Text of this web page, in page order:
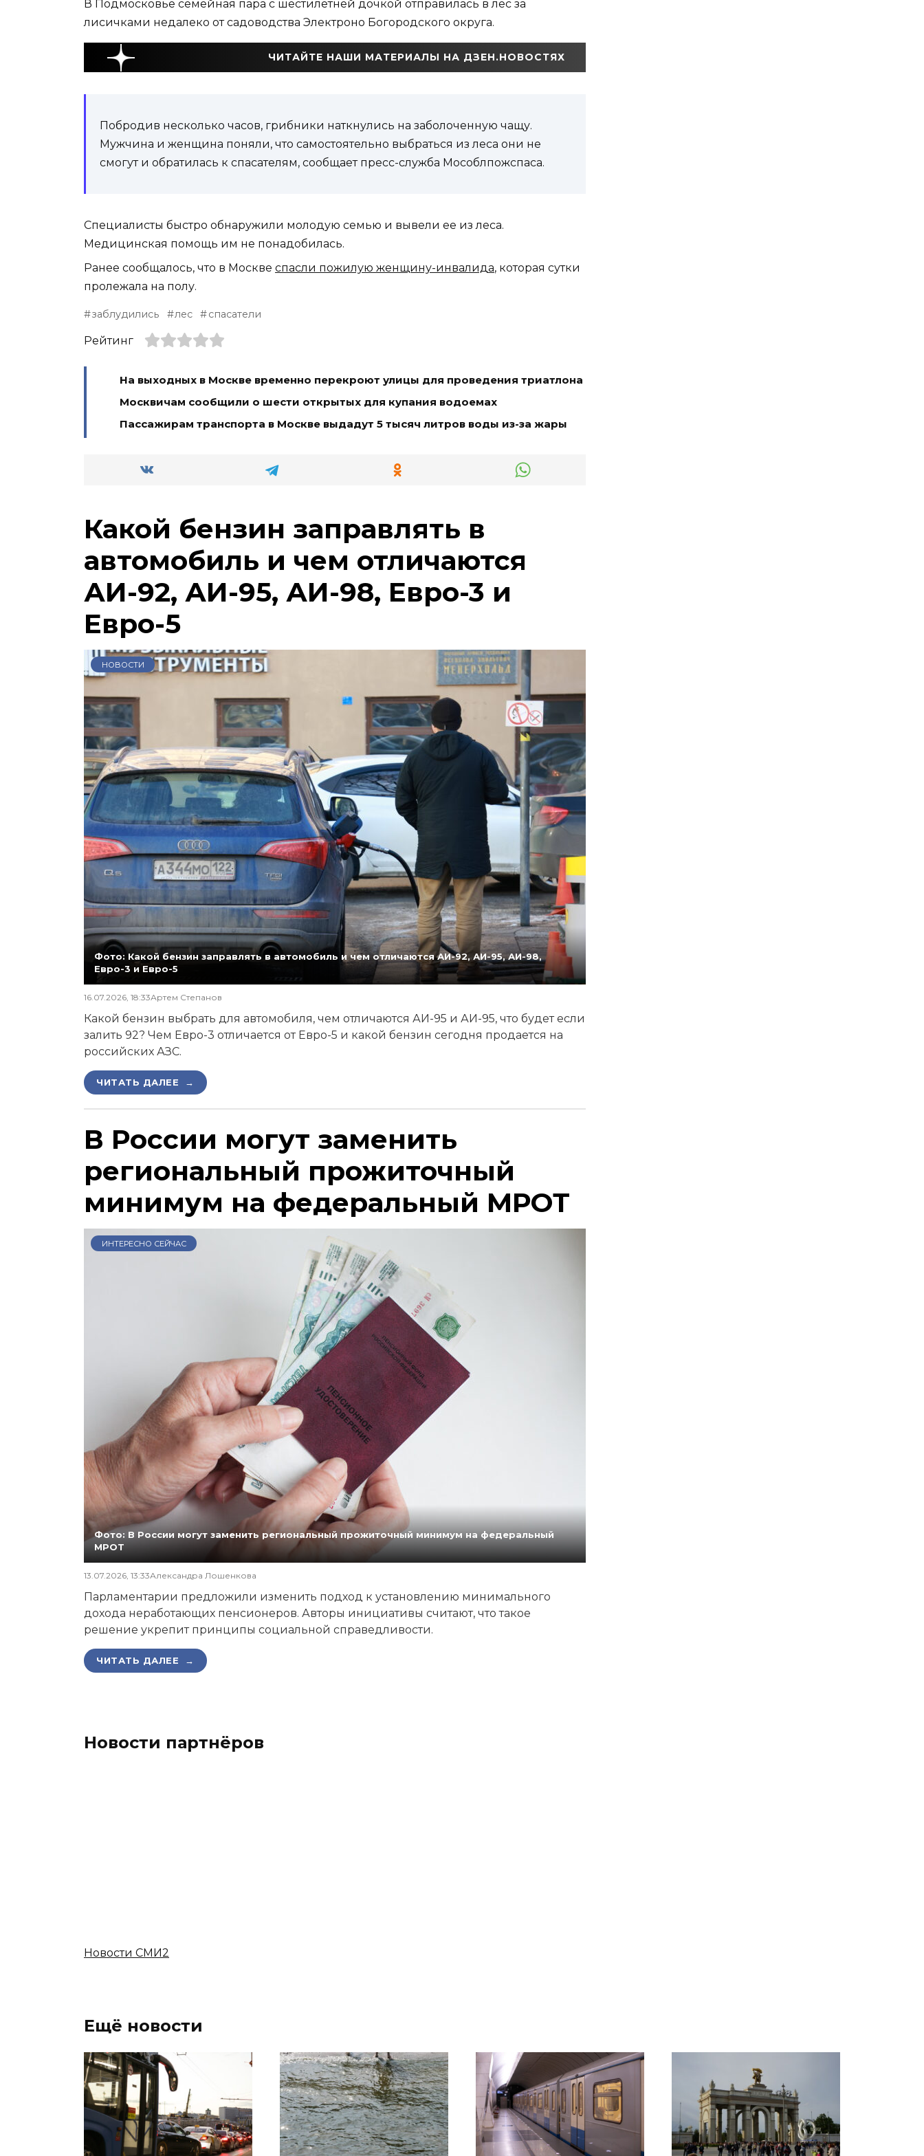
В Подмосковье семейная пара с шестилетней дочкой отправилась в лес за
лисичками недалеко от садоводства Электроно Богородского округа.
ЧИТАЙТЕ НАШИ МАТЕРИАЛЫ НА ДЗЕН.НОВОСТЯХ
Побродив несколько часов, грибники наткнулись на заболоченную чащу.
Мужчина и женщина поняли, что самостоятельно выбраться из леса они не
смогут и обратилась к спасателям, сообщает пресс-служба Мособлпожспаса.
Специалисты быстро обнаружили молодую семью и вывели ее из леса.
Медицинская помощь им не понадобилась.
Ранее сообщалось, что в Москве спасли пожилую женщину-инвалида, которая сутки
пролежала на полу.
заблудились лес спасатели
Рейтинг
На выходных в Москве временно перекроют улицы для проведения триатлона
Москвичам сообщили о шести открытых для купания водоемах
Пассажирам транспорта в Москве выдадут 5 тысяч литров воды из-за жары
Какой бензин заправлять в
автомобиль и чем отличаются
АИ-92, АИ-95, АИ-98, Евро-3 и
Евро-5
НОВОСТИ
Фото: Какой бензин заправлять в автомобиль и чем отличаются АИ-92, АИ-95, АИ-98,
Евро-3 и Евро-5
16.07.2026, 18:33Артем Степанов
Какой бензин выбрать для автомобиля, чем отличаются АИ-95 и АИ-95, что будет если
залить 92? Чем Евро-3 отличается от Евро-5 и какой бензин сегодня продается на
российских АЗС.
ЧИТАТЬ ДАЛЕЕ →
В России могут заменить
региональный прожиточный
минимум на федеральный МРОТ
ИНТЕРЕСНО СЕЙЧАС
Фото: В России могут заменить региональный прожиточный минимум на федеральный
МРОТ
13.07.2026, 13:33Александра Лошенкова
Парламентарии предложили изменить подход к установлению минимального
дохода неработающих пенсионеров. Авторы инициативы считают, что такое
решение укрепит принципы социальной справедливости.
ЧИТАТЬ ДАЛЕЕ →
Новости партнёров
Новости СМИ2
Ещё новости